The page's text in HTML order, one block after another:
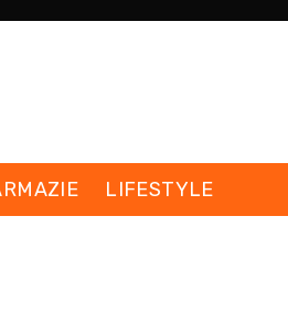
LIFESTYLE